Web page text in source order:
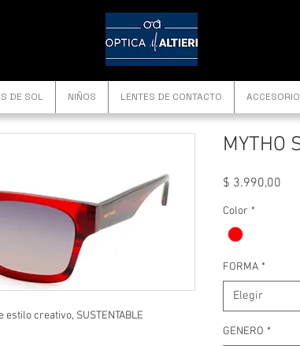
DE SOL NIÑOS LENTES DE CONTACTO
creativo, SUSTENTABLE
MYTHO
$ 3.990,00
Color *
FORMA *
Elegir
GENERO *